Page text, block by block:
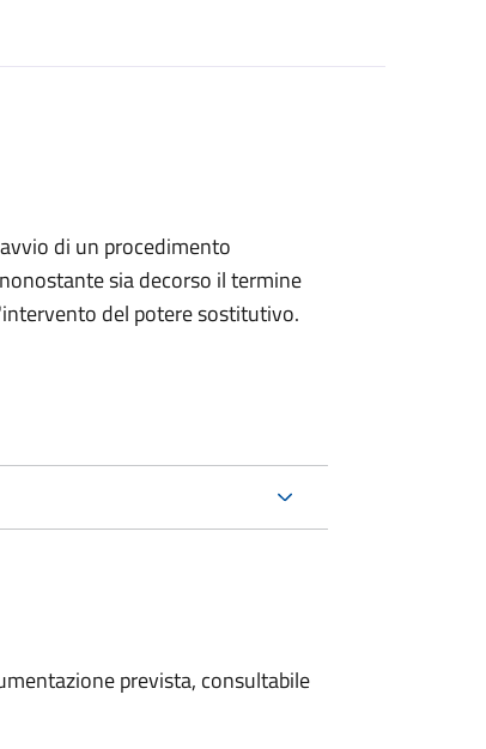
di un procedimento
sia decorso il termine
del potere sostitutivo.
prevista, consultabile